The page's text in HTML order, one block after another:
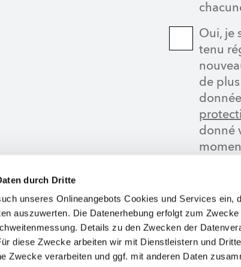
durch Dritte
unseres Onlineangebots Cookies und Services ein,
auszuwerten. Die Datenerhebung erfolgt zum
Details zu den Zwecken der
diese Zwecke arbeiten wir mit Dienstleistern und
Zwecke verarbeiten und ggf. mit anderen Daten
Oui, je
tenu
de
donné
* Champs
Ce site Internet
les conditions